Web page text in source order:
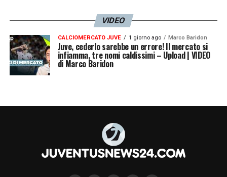
VIDEO
CALCIOMERCATO JUVE 1 giorno ago Marco Baridon
Juve, cederlo sarebbe un errore! Il mercato si
infiamma, tre nomi caldissimi – Upload | VIDEO
di Marco Baridon